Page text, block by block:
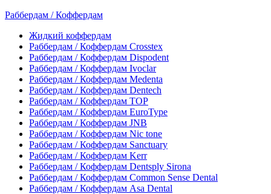
Раббердам / Коффердам
Жидкий коффердам
Раббердам / Коффердам Crosstex
Раббердам / Коффердам Dispodent
Раббердам / Коффердам Ivoclar
Раббердам / Коффердам Medenta
Раббердам / Коффердам Dentech
Раббердам / Коффердам ТОР
Раббердам / Коффердам EuroType
Раббердам / Коффердам JNB
Раббердам / Коффердам Nic tone
Раббердам / Коффердам Sanctuary
Раббердам / Коффердам Kerr
Раббердам / Коффердам Dentsply Sirona
Раббердам / Коффердам Common Sense Dental
Раббердам / Коффердам Asa Dental